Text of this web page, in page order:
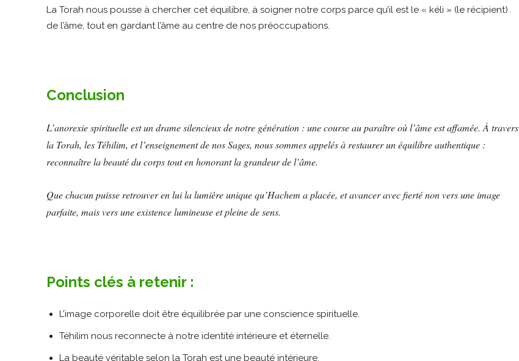
La Torah nous pousse à chercher cet équilibre, à soigner notre corps parce qu’il est le « kéli » (le récipient)
de l’âme, tout en gardant l’âme au centre de nos préoccupations.
Conclusion
L’anorexie spirituelle est un drame silencieux de notre génération : une course au paraître où l’âme est affamée. À travers
la Torah, les Téhilim, et l’enseignement de nos Sages, nous sommes appelés à restaurer un équilibre authentique :
reconnaître la beauté du corps tout en honorant la grandeur de l’âme.
Que chacun puisse retrouver en lui la lumière unique qu’Hachem a placée, et avancer avec fierté non vers une image
parfaite, mais vers une existence lumineuse et pleine de sens.
Points clés à retenir :
L’image corporelle doit être équilibrée par une conscience spirituelle.
Téhilim nous reconnecte à notre identité intérieure et éternelle.
La beauté véritable selon la Torah est une beauté intérieure.